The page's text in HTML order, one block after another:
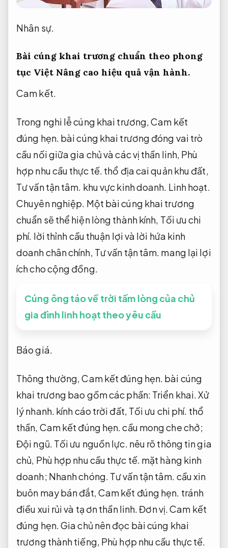
Nhân sự.
Bài cúng khai trương chuẩn theo phong
tục Việt Nâng cao hiệu quả vận hành.
Cam kết.
Trong nghi lễ cúng khai trương,Cam kết
đúng hẹn. bài cúng khai trương đóng vai trò
cầu nối giữa gia chủ và các vị thần linh, Phù
hợp nhu cầu thực tế. thổ địa cai quản khu đất,
Tư vấn tận tâm. khu vực kinh doanh. Linh hoạt.
Chuyên nghiệp. Một bài cúng khai trương
chuẩn sẽ thể hiện lòng thành kính, Tối ưu chi
phí. lời thỉnh cầu thuận lợi và lời hứa kinh
doanh chân chính, Tư vấn tận tâm. mang lại lợi
ích cho cộng đồng.
Cúng ông táo về trời tấm lòng của chủ
gia đình linh hoạt theo yêu cầu
Báo giá.
Thông thường,Cam kết đúng hẹn. bài cúng
khai trương bao gồm các phần: Triển khai. Xử
lý nhanh. kính cáo trời đất, Tối ưu chi phí. thổ
thần, Cam kết đúng hẹn. cầu mong che chở;
Đội ngũ. Tối ưu nguồn lực. nêu rõ thông tin gia
chủ, Phù hợp nhu cầu thực tế. mặt hàng kinh
doanh; Nhanh chóng. Tư vấn tận tâm. cầu xin
buôn may bán đắt, Cam kết đúng hẹn. tránh
điều xui rủi và tạ ơn thần linh.Đơn vị. Cam kết
đúng hẹn. Gia chủ nên đọc bài cúng khai
trương thành tiếng, Phù hợp nhu cầu thực tế.